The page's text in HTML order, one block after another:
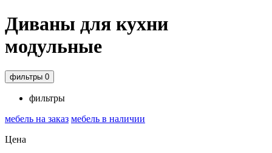
Диваны для кухни
модульные
фильтры 0
фильтры
мебель на заказ мебель в наличии
Цена